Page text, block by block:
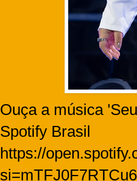
Ouça a música
Spotify Brasil
https://